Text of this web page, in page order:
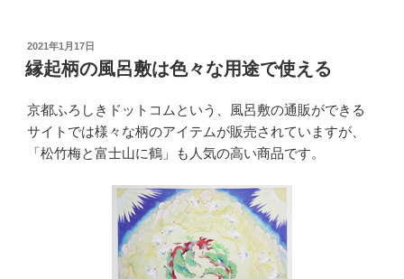
投
稿
日:
2021年1月17日
縁起柄の風呂敷は色々な用途で使える
京都ふろしきドットコムという、風呂敷の通販ができる
サイトでは様々な柄のアイテムが販売されていますが、
「松竹梅と富士山に鶴」も人気の高い商品です。